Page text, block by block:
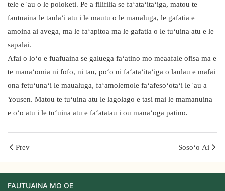
tele e 'au o le poloketi. Pe a filifilia se faʻataʻitaʻiga, matou te
fautuaina le taulaʻi atu i le mautu o le maualuga, le gafatia e
amoina ai avega, ma le faʻapitoa ma le gafatia o le tuʻuina atu e le
sapalai.
Afai o loʻo e fuafuaina se galuega faʻatino mo meaafale ofisa ma e
te manaʻomia ni fofo, ni tau, poʻo ni faʻataʻitaʻiga o laulau e mafai
ona fetuʻunaʻi le maualuga, faʻamolemole faʻafesoʻotaʻi le 'au a
Yousen. Matou te tuʻuina atu le lagolago e tasi mai le mamanuina
e oʻo atu i le tuʻuina atu e faʻatatau i ou manaʻoga patino.
Prev Sosoʻo Ai
FAUTUAINA MO OE